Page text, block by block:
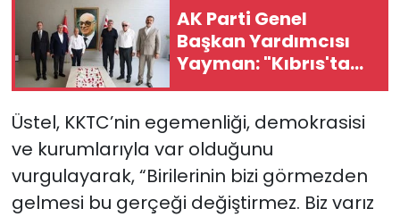
AK Parti Genel
Başkan Yardımcısı
Yayman: "Kıbrıs'ta
artık 2 devletli çözüm
Üstel, KKTC’nin egemenliği, demokrasisi
ve kurumlarıyla var olduğunu
vurgulayarak, “Birilerinin bizi görmezden
gelmesi bu gerçeği değiştirmez. Biz varız